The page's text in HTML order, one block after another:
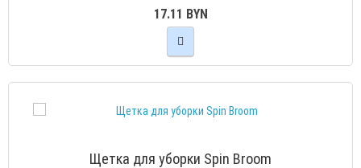
17.11 BYN
Щетка для уборки Spin Broom